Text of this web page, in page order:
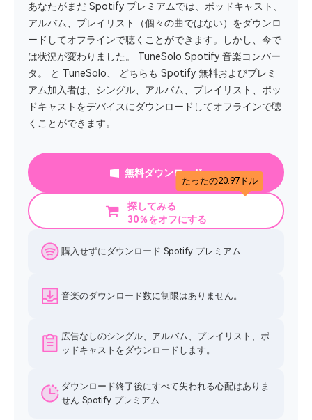
あなたがまだ Spotify プレミアムでは、ポッドキャスト、
アルバム、プレイリスト（個々の曲ではない）をダウンロ
ードしてオフラインで聴くことができます。しかし、今で
は状況が変わりました。 TuneSolo Spotify 音楽コンバー
タ。 と TuneSolo、 どちらも Spotify 無料およびプレミ
アム加入者は、シングル、アルバム、プレイリスト、ポッ
ドキャストをデバイスにダウンロードしてオフラインで聴
くことができます。
無料ダウンロード
探してみる
30％をオフにする
たったの20.97ドル
購入せずにダウンロード Spotify プレミアム
音楽のダウンロード数に制限はありません。
広告なしのシングル、アルバム、プレイリスト、ポ
ッドキャストをダウンロードします。
ダウンロード終了後にすべて失われる心配はありま
せん Spotify プレミアム